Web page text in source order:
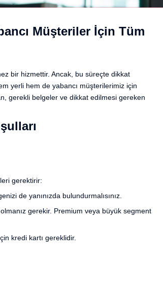
Müşteriler İçin Tüm
bir hizmettir. Ancak, bu süreçte dikkat
yerli hem de yabancı müşterilerimiz için
gerekli belgeler ve dikkat edilmesi gereken
gerektirir:
de yanınızda bulundurmalısınız.
gerekir. Premium veya büyük segment
kredi kartı gereklidir.